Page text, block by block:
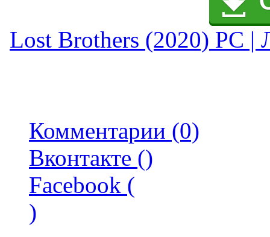
Lost Brothers (2020) PC |
Комментарии (0)
Вконтакте ()
Facebook (
)